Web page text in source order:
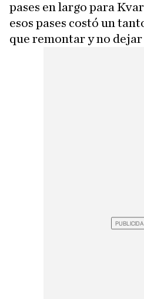
pases en largo para
esos pases costó un
que remontar y no dejar